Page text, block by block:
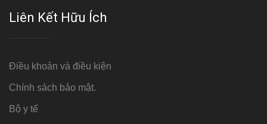
Liên Kết Hữu Ích
Điều khoản và điều kiện
Chính sách bảo mật.
Bộ y tế